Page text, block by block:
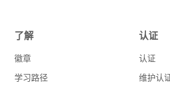
に表現力豊かなViz作成スキル
践的な分析力を高められます。
TableauのVizやデータフローを理